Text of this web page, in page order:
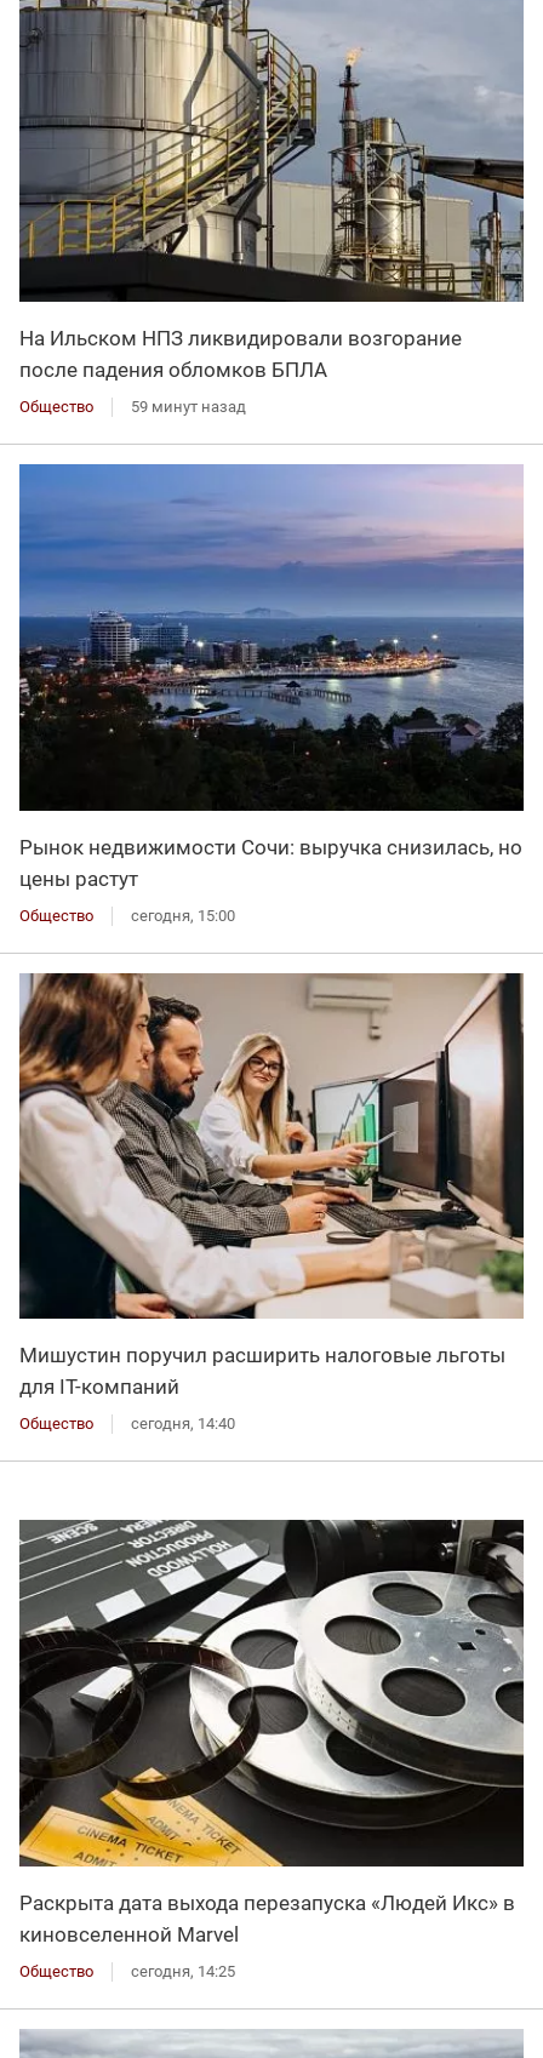
На Ильском НПЗ ликвидировали возгорание
после падения обломков БПЛА
Общество 59 минут назад
Рынок недвижимости Сочи: выручка снизилась, но
цены растут
Общество сегодня, 15:00
Мишустин поручил расширить налоговые льготы
для IT-компаний
Общество сегодня, 14:40
Раскрыта дата выхода перезапуска «Людей Икс» в
киновселенной Marvel
Общество сегодня, 14:25